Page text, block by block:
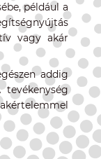
például a
vagy akár
addig